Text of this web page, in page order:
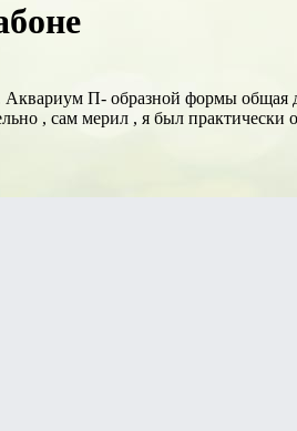
П- образной формы общая
, сам мерил , я был практически